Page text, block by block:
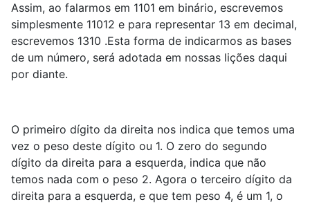
Assim, ao falarmos em 1101 em binário, escrevemos
simplesmente 11012 e para representar 13 em decimal,
escrevemos 1310 .Esta forma de indicarmos as bases
de um número, será adotada em nossas lições daqui
por diante.
O primeiro dígito da direita nos indica que temos uma
vez o peso deste dígito ou 1. O zero do segundo
dígito da direita para a esquerda, indica que não
temos nada com o peso 2. Agora o terceiro dígito da
direita para a esquerda, e que tem peso 4, é um 1, o